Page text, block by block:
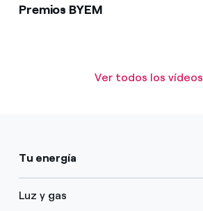
Premios BYEM
Ver todos los vídeos
Tu energía
Luz y gas